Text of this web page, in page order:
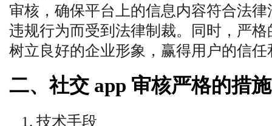
审核，确保平台上的信息内容符合法
违规行为而受到法律制裁。同时，严格
树立良好的企业形象，赢得用户的信任
二、社交 app 审核严格的措施
1. 技术手段